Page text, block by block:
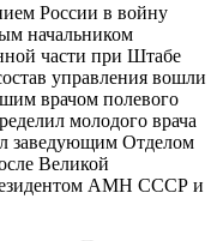
России в войну
начальником
части при Штабе
управления вошли
врачом полевого
молодого врача
заведующим Отделом
Великой
АМН СССР и